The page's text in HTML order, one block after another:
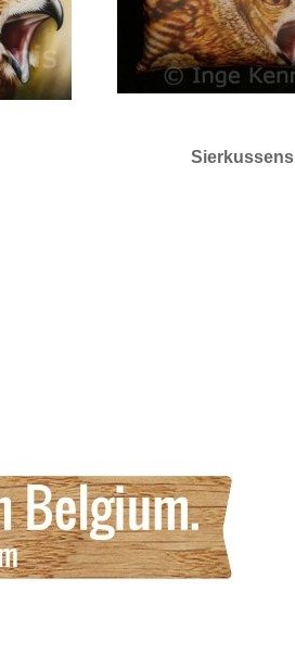
Sierkussens